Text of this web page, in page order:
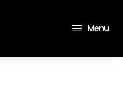
a Menu